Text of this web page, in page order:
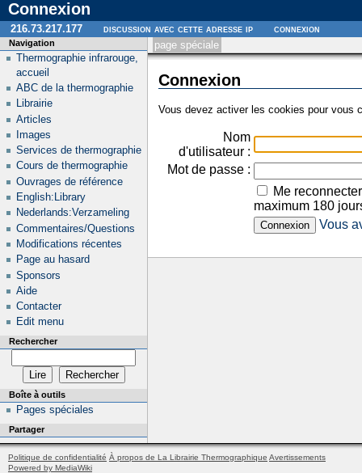
Connexion
page spéciale
Connexion
Vous devez activer les cookies pour vous
Nom
d'utilisateur :
Mot de passe :
Me
maximum 180
Vous
Navigation
Thermographie infrarouge,
accueil
ABC de la thermographie
Librairie
Articles
Images
Services de thermographie
Cours de thermographie
Ouvrages de référence
English:Library
Nederlands:Verzameling
Commentaires/Questions
Modifications récentes
Page au hasard
Sponsors
Aide
Contacter
Edit menu
Rechercher
Boîte à outils
Pages spéciales
Partager
216.73.217.177 discussion avec cette adresse ip connexion
Politique de confidentialité À propos de La Librairie Thermographique Avertissements
Powered by MediaWiki